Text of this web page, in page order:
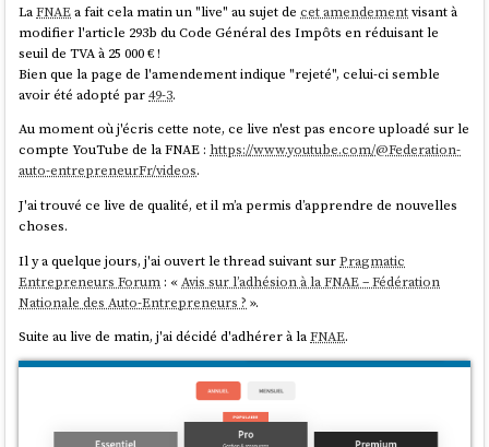
LaFNAEa fait cela matin un "live" au sujet decet amendementvisant à
modifier l'article 293b du Code Général des Impôts en réduisant le
seuil de TVA à 25 000 € !
Bien que la page de l'amendement indique "rejeté", celui-ci semble
avoir été adopté par49-3.
Au moment où j'écris cette note, ce live n'est pas encore uploadé sur le
compte YouTube de la FNAE : https://www.youtube.com/@Federation-
auto-entrepreneurFr/videos.
J'ai trouvé ce live de qualité, et il m’a permis d’apprendre de nouvelles
choses.
Il y a quelque jours, j'ai ouvert le thread suivant surPragmatic
Entrepreneurs Forum : «Avis sur l’adhésion à la FNAE – Fédération
Nationale des Auto-Entrepreneurs ? ».
Suite au live de matin, j'ai décidé d'adhérer à laFNAE.